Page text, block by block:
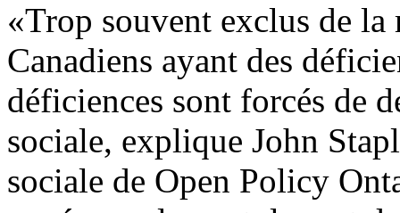
«Trop souvent exclus de
Canadiens ayant des
déficiences sont forcés de
sociale, explique John
sociale de Open Policy